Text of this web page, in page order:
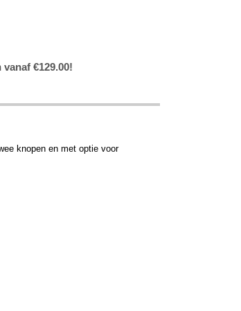
€129.00!
knopen en met optie voor